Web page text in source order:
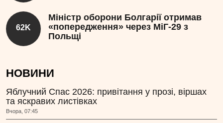
62K
Міністр оборони Болгарії отримав
«попередження» через МіГ-29 з
Польщі
НОВИНИ
Яблучний Спас 2026: привітання у прозі, віршах
та яскравих листівках
Вчора, 07:45